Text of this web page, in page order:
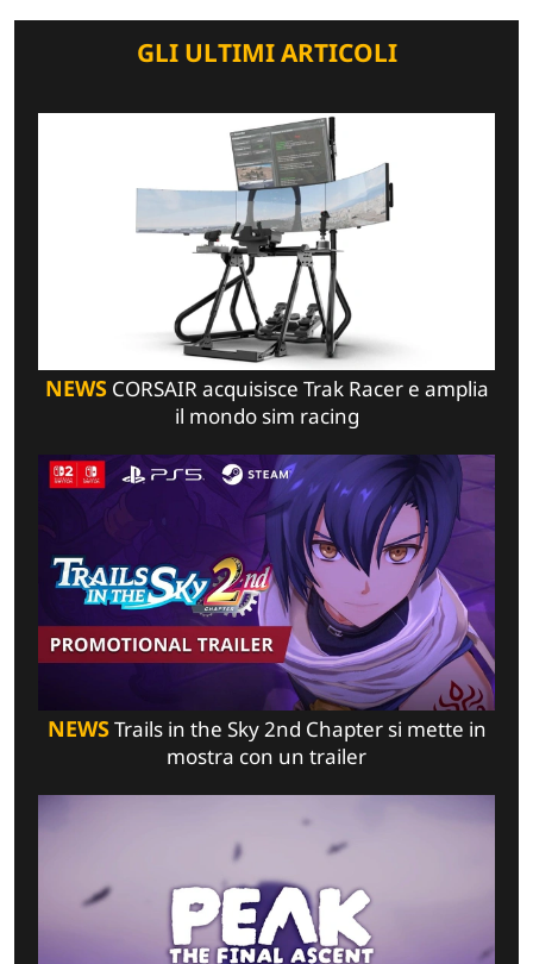
GLI ULTIMI ARTICOLI
NEWSCORSAIR acquisisce Trak Racer e amplia
il mondo sim racing
NEWSTrails in the Sky 2nd Chapter si mette in
mostra con un trailer